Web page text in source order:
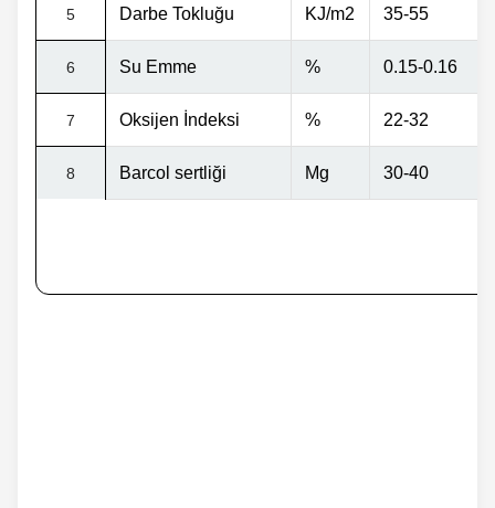
5 Darbe Tokluğu KJ/m2 35-55
6 Su Emme % 0.15-0.16
7 Oksijen İndeksi % 22-32
8 Barcol sertliği Mg 30-40